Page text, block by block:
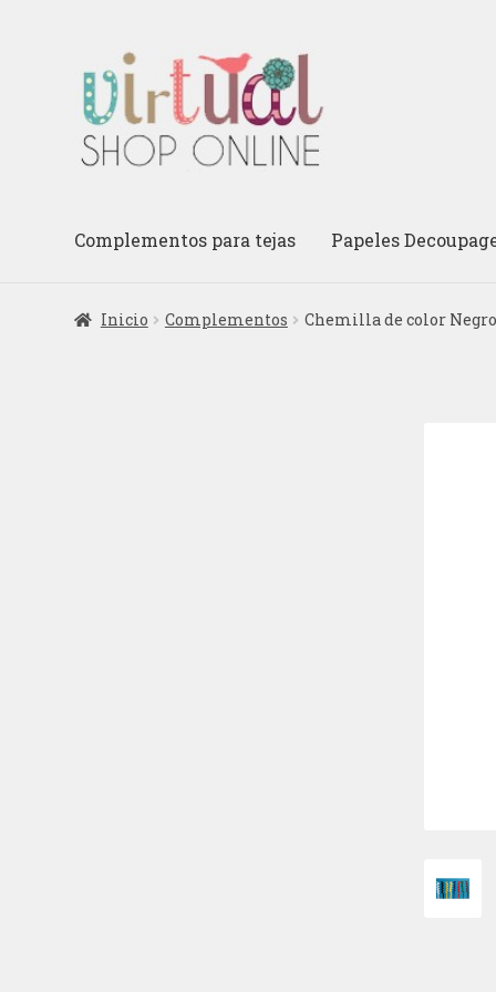
la
navegación
al
contenido
Complementos para tejas Papeles
Inicio Complementos Chemilla de color